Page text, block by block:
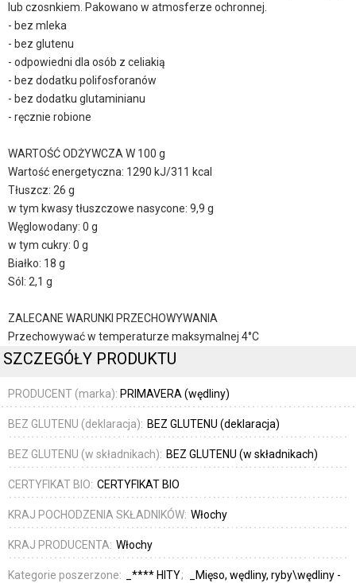
lub czosnkiem. Pakowano w atmosferze ochronnej.
- bez mleka
- bez glutenu
- odpowiedni dla osób z celiakią
- bez dodatku polifosforanów
- bez dodatku glutaminianu
- ręcznie robione
WARTOŚĆ ODŻYWCZA W 100 g
Wartość energetyczna: 1290 kJ/311 kcal
Tłuszcz: 26 g
w tym kwasy tłuszczowe nasycone: 9,9 g
Węglowodany: 0 g
w tym cukry: 0 g
Białko: 18 g
Sól: 2,1 g
ZALECANE WARUNKI PRZECHOWYWANIA
Przechowywać w temperaturze maksymalnej 4°C
SZCZEGÓŁY PRODUKTU
PRODUCENT (marka): PRIMAVERA (wędliny)
BEZ GLUTENU (deklaracja): BEZ GLUTENU (deklaracja)
BEZ GLUTENU (w składnikach): BEZ GLUTENU (w składnikach)
CERTYFIKAT BIO: CERTYFIKAT BIO
KRAJ POCHODZENIA SKŁADNIKÓW: Włochy
KRAJ PRODUCENTA: Włochy
Kategorie poszerzone: _**** HITY
_Mięso, wędliny, ryby\wędliny -